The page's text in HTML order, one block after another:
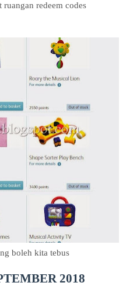
redeem codes
boleh kita tebus
2018